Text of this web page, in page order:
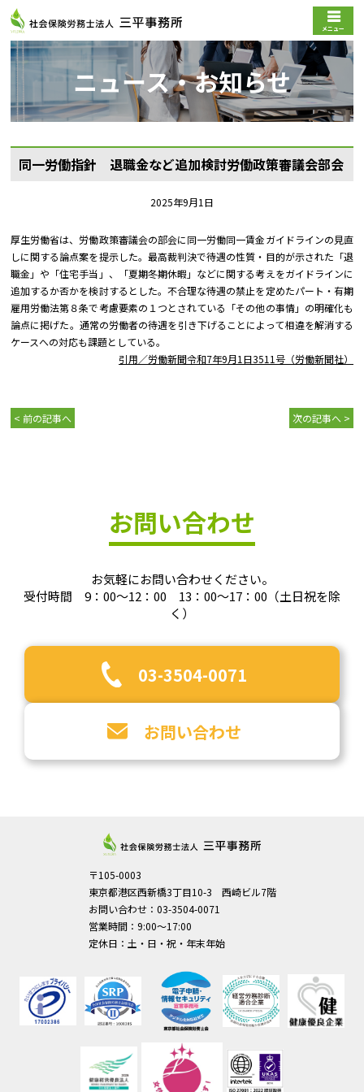
メニュー
ニュース・お知らせ
同一労働指針 退職金など追加検討――労働政策審議会部会
2025年9月1日
厚生労働省は、労働政策審議会の部会に同一労働同一賃金ガイドラインの見直
しに関する論点案を提示した。最高裁判決で待遇の性質・目的が示された「退
職金」や「住宅手当」、「夏期冬期休暇」などに関する考えをガイドラインに
追加するか否かを検討するとした。不合理な待遇の禁止を定めたパート・有期
雇用労働法第８条で考慮要素の１つとされている「その他の事情」の明確化も
論点に掲げた。通常の労働者の待遇を引き下げることによって相違を解消する
ケースへの対応も課題としている。
引用／労働新聞令和7年9月1日3511号（労働新聞社）
< 前の記事へ 次の記事へ >
お問い合わせ
お気軽にお問い合わせください。
受付時間 9：00～12：00 13：00～17：00（土日祝を除
く）
03-3504-0071
お問い合わせ
〒105-0003
東京都港区西新橋3丁目10-3 西崎ビル7階
お問い合わせ：03-3504-0071
営業時間：9:00～17:00
定休日：土・日・祝・年末年始